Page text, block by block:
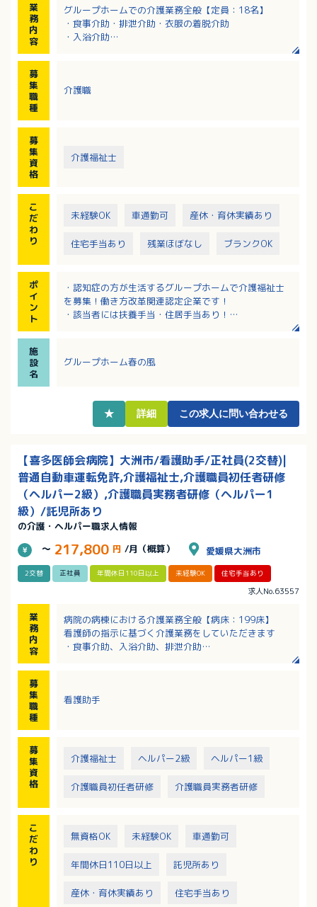
業
務
内
容
グループホームでの介護業務全般【定員：18名】
・食事介助・排泄介助・衣服の着脱介助
・入浴介助
募
集
職
種
介護職
募
集
資
格
介護福祉士
こ
だ
わ
り
未経験OK 車通勤可 産休・育休実績あり
住宅手当あり 残業ほぼなし ブランクOK
ポ
イ
ン
ト
・認知症の方が生活するグループホームで介護福祉士
を募集！働き方改革関連認定企業です！
・該当者には扶養手当・住居手当あり！
・３つの退職金制度で定年後の資産形成を支援！将来
も安心です
施
設
名
グループホーム春の風
★ 詳細 この求人に問い合わせる
【喜多医師会病院】大洲市/看護助手/正社員(2交替)|
普通自動車運転免許,介護福祉士,介護職員初任者研修
（ヘルパー2級）,介護職員実務者研修（ヘルパー1
級）/託児所あり
の介護・ヘルパー職求人情報
～ 217,800 円 /月（概算） 愛媛県大洲市
2交替 正社員 年間休日110日以上 未経験OK 住宅手当あり
求人No.63557
業
務
内
容
病院の病棟における介護業務全般【病床：199床】
看護師の指示に基づく介護業務をしていただきます
・食事介助、入浴介助、排泄介助
募
集
職
種
看護助手
募
集
資
格
介護福祉士 ヘルパー2級 ヘルパー1級
介護職員初任者研修 介護職員実務者研修
こ
だ
わ
り
無資格OK 未経験OK 車通勤可
年間休日110日以上 託児所あり
産休・育休実績あり 住宅手当あり